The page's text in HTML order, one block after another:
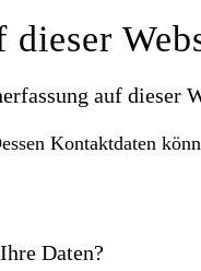
dieser
auf dieser
Kontaktdaten
Daten?